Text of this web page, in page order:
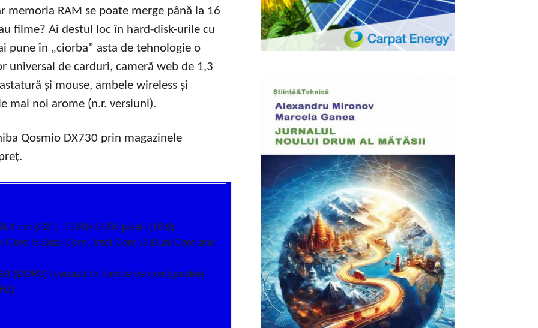
memoria RAM se poate merge până la 16
filme? Ai destul loc în hard-disk-urile cu
pune în „ciorba” asta de tehnologie o
universal de carduri, cameră web de 1,3
și mouse, ambele wireless și
mai noi arome (n.r. versiuni).
Qosmio DX730 prin magazinele
cm (23’’), 1.920×1.080 pixeli (16:9)
i5 Dual Core, Intel Core i3 Dual Core and
(DDR3) (variază în funcție de configurație)